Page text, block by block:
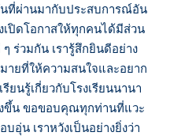
นที่ผ่านมากับประสบการณ์อัน
ปิดโอกาสให้ทุกคนได้มีส่วน
ร่วมกัน เรารู้สึกยินดีอย่าง
ยที่ให้ความสนใจและอยาก
ยนรู้เกี่ยวกับโรงเรียนนานา
ขึ้น ขอขอบคุณทุกท่านที่แวะ
อุ่น เราหวังเป็นอย่างยิ่งว่า